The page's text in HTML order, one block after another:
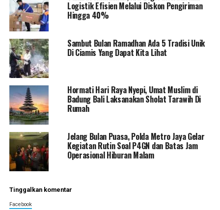
Logistik Efisien Melalui Diskon Pengiriman
Hingga 40%
Sambut Bulan Ramadhan Ada 5 Tradisi Unik
Di Ciamis Yang Dapat Kita Lihat
Hormati Hari Raya Nyepi, Umat Muslim di
Badung Bali Laksanakan Sholat Tarawih Di
Rumah
Jelang Bulan Puasa, Polda Metro Jaya Gelar
Kegiatan Rutin Soal P4GN dan Batas Jam
Operasional Hiburan Malam
Tinggalkan komentar
Facebook